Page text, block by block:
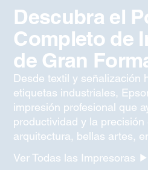
Descubra el
Completo de
de Gran
Desde textil y señalización
etiquetas industriales,
impresión profesional que
productividad y la precisión
arquitectura, bellas artes,
Ver Todas las Impresoras